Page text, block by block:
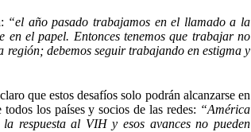
“el año pasado trabajamos en el llamado a la
en el papel. Entonces tenemos que trabajar no
región; debemos seguir trabajando en estigma y
que estos desafíos solo podrán alcanzarse en
los países y socios de las redes: “América
respuesta al VIH y esos avances no pueden